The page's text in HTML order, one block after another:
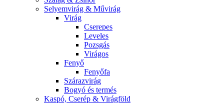
Selyemvirág & Művirág
Virág
Cserepes
Leveles
Pozsgás
Virágos
Fenyő
Fenyőfa
Szárazvirág
Bogyó és termés
Kaspó, Cserép & Virágföld